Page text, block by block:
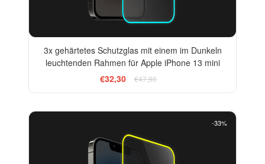
3x gehärtetes Schutzglas mit einem im Dunkeln
leuchtenden Rahmen für Apple iPhone 13 mini
€32,30
€47,90
-33%